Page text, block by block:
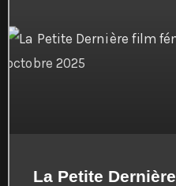
La Petite Dernière